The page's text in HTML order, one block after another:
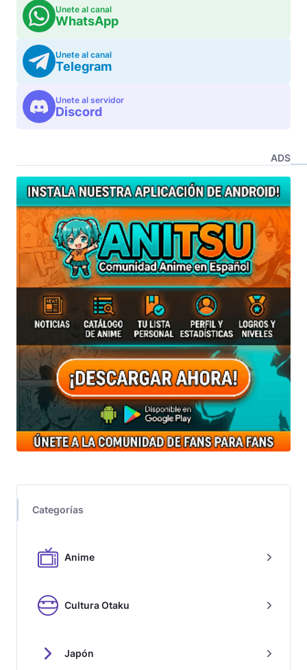
Unete al canal
WhatsApp
Unete al canal
Telegram
Unete al servidor
Discord
ADS
Categorías
Anime
Cultura Otaku
Japón